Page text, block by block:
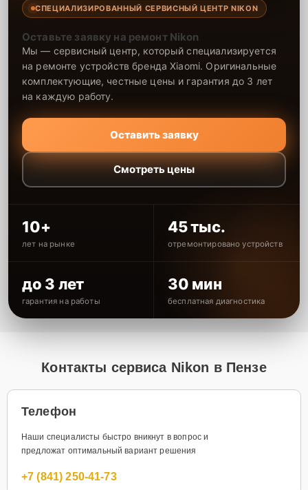
СПЕЦИАЛИЗИРОВАННЫЙ СЕРВИСНЫЙ ЦЕНТР NIKON
Оставьте заявку на ремонт Nikon
Мы — сервисный центр, который специализируется
на ремонте устройств бренда Xiaomi. Оригинальные
комплектующие, честные цены и гарантия до 3 лет
на каждую работу.
Оставить заявку
Смотреть цены
10+
лет на рынке
45 тыс.
отремонтировано устройств
до 3 лет
гарантия на работы
30 мин
бесплатная диагностика
Контакты сервиса Nikon в Пензе
Телефон
Наши специалисты быстро вникнут в вопрос и
предложат оптимальный вариант решения
+7 (841) 250-41-73